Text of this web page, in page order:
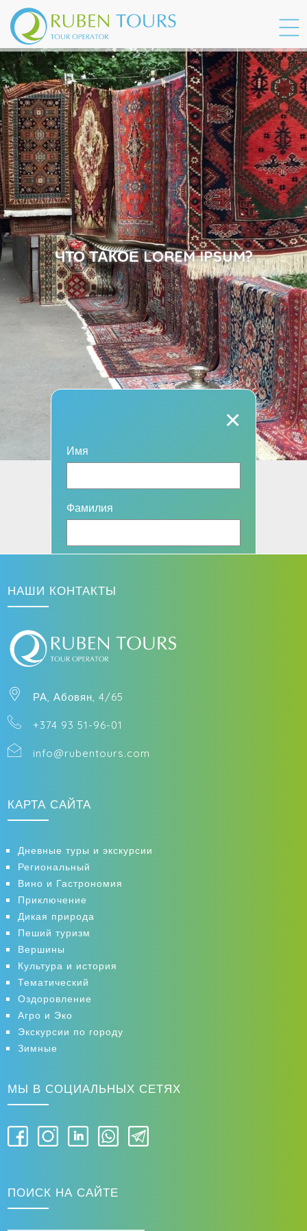
ЧТО ТАКОЕ LOREM IPSUM?
×
Имя
Фамилия
Взрослые
Дети
ОТПРАВИТЬ
НАШИ КОНТАКТЫ
РА, Абовян, 4/65
+374 93 51-96-01
info@rubentours.com
КАРТА САЙТА
Дневные туры и экскурсии
Региональный
Вино и Гастрономия
Приключение
Дикая природа
Пеший туризм
Вершины
Культура и история
Тематический
Оздоровление
Агро и Эко
Экскурсии по городу
Зимные
МЫ В СОЦИАЛЬНЫХ СЕТЯХ
ПОИСК НА САЙТЕ